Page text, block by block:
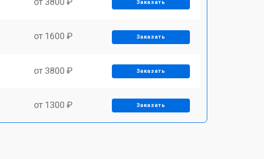
Заказать
от 1600 ₽ Заказать
от 3800 ₽ Заказать
от 1300 ₽ Заказать